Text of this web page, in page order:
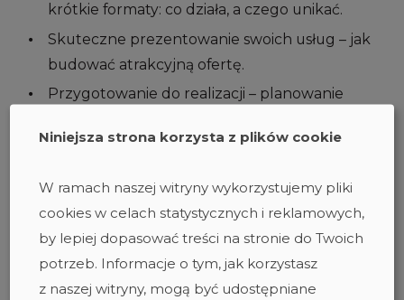
krótkie formaty: co działa, a czego unikać.
Skuteczne prezentowanie swoich usług – jak
budować atrakcyjną ofertę.
Przygotowanie do realizacji – planowanie
Jak budować zaufanie i dobrą komunikację z
Emilia Kaczmarek
Niniejsza strona korzysta z plików cookie
W ramach naszej witryny wykorzystujemy pliki
cookies w celach statystycznych i reklamowych,
by lepiej dopasować treści na stronie do Twoich
potrzeb. Informacje o tym, jak korzystasz
z naszej witryny, mogą być udostępniane